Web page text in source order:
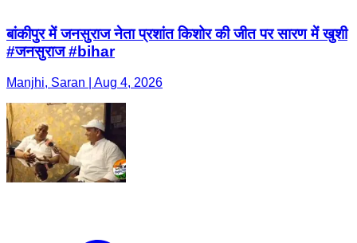
बांकीपुर में जनसुराज नेता प्रशांत किशोर की जीत पर सारण में खुशी
#जनसुराज #bihar
Manjhi, Saran | Aug 4, 2026